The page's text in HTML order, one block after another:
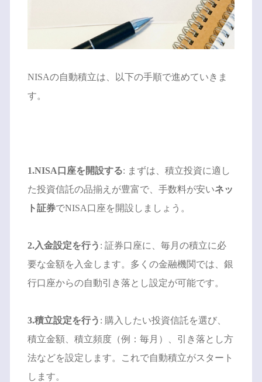
NISAの自動積立は、以下の手順で進めていきま
す。
1.NISA口座を開設する: まずは、積立投資に適し
た投資信託の品揃えが豊富で、手数料が安いネッ
ト証券でNISA口座を開設しましょう。
2.入金設定を行う : 証券口座に、毎月の積立に必
要な金額を入金します。多くの金融機関では、銀
行口座からの自動引き落とし設定が可能です。
3.積立設定を行う : 購入したい投資信託を選び、
積立金額、積立頻度（例：毎月）、引き落とし方
法などを設定します。これで自動積立がスタート
します。